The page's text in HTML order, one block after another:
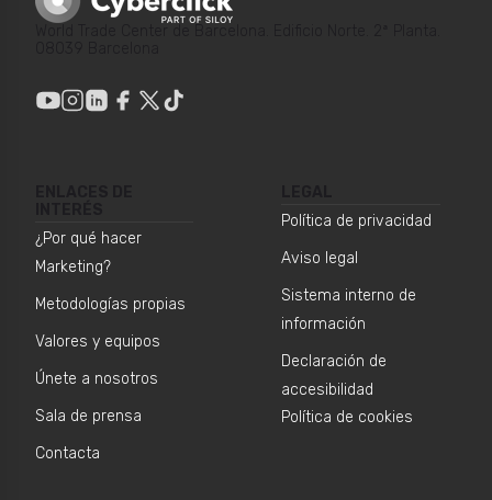
¿Por qué hacer
Marketing?
Metodologías propias
Valores y equipos
Únete a nosotros
Sala de prensa
Contacta
Política de privacidad
Aviso legal
Sistema interno de
información
Declaración de
accesibilidad
Política de cookies